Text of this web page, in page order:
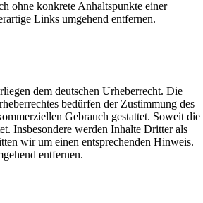
ohne konkrete Anhaltspunkte einer
Links umgehend entfernen.
dem deutschen Urheberrecht. Die
bedürfen der Zustimmung des
Gebrauch gestattet. Soweit die
Insbesondere werden Inhalte Dritter als
wir um einen entsprechenden Hinweis.
entfernen.